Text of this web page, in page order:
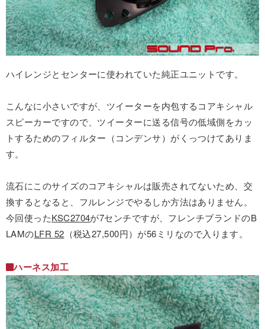
ハイレンジとセンターに使われていた純正ユニットです。
こんなに小さいですが、ツイーターを内包するコアキシャル
スピーカーですので、ツイーターに送る信号の低域側をカッ
トするためのフィルター（コンデンサ）がくっつけてありま
す。
流石にこのサイズのコアキシャルは販売されてないため、交
換するとなると、フルレンジでやるしか方法はありません。
今回使ったKSC2704が7センチですが、フレンチブランドのB
LAMのLFR 52 （税込27,500円）が56ミリなので入ります。
ハーネス加工